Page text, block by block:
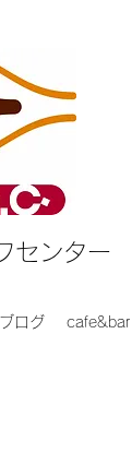
センター
ブログ cafe&bar